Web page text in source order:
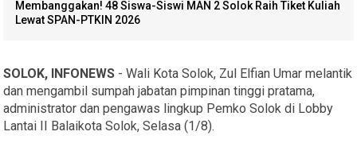
Membanggakan! 48 Siswa-Siswi MAN 2 Solok Raih Tiket Kuliah
Lewat SPAN-PTKIN 2026
SOLOK, INFONEWS - Wali Kota Solok, Zul Elfian Umar melantik
dan mengambil sumpah jabatan pimpinan tinggi pratama,
administrator dan pengawas lingkup Pemko Solok di Lobby
Lantai II Balaikota Solok, Selasa (1/8).